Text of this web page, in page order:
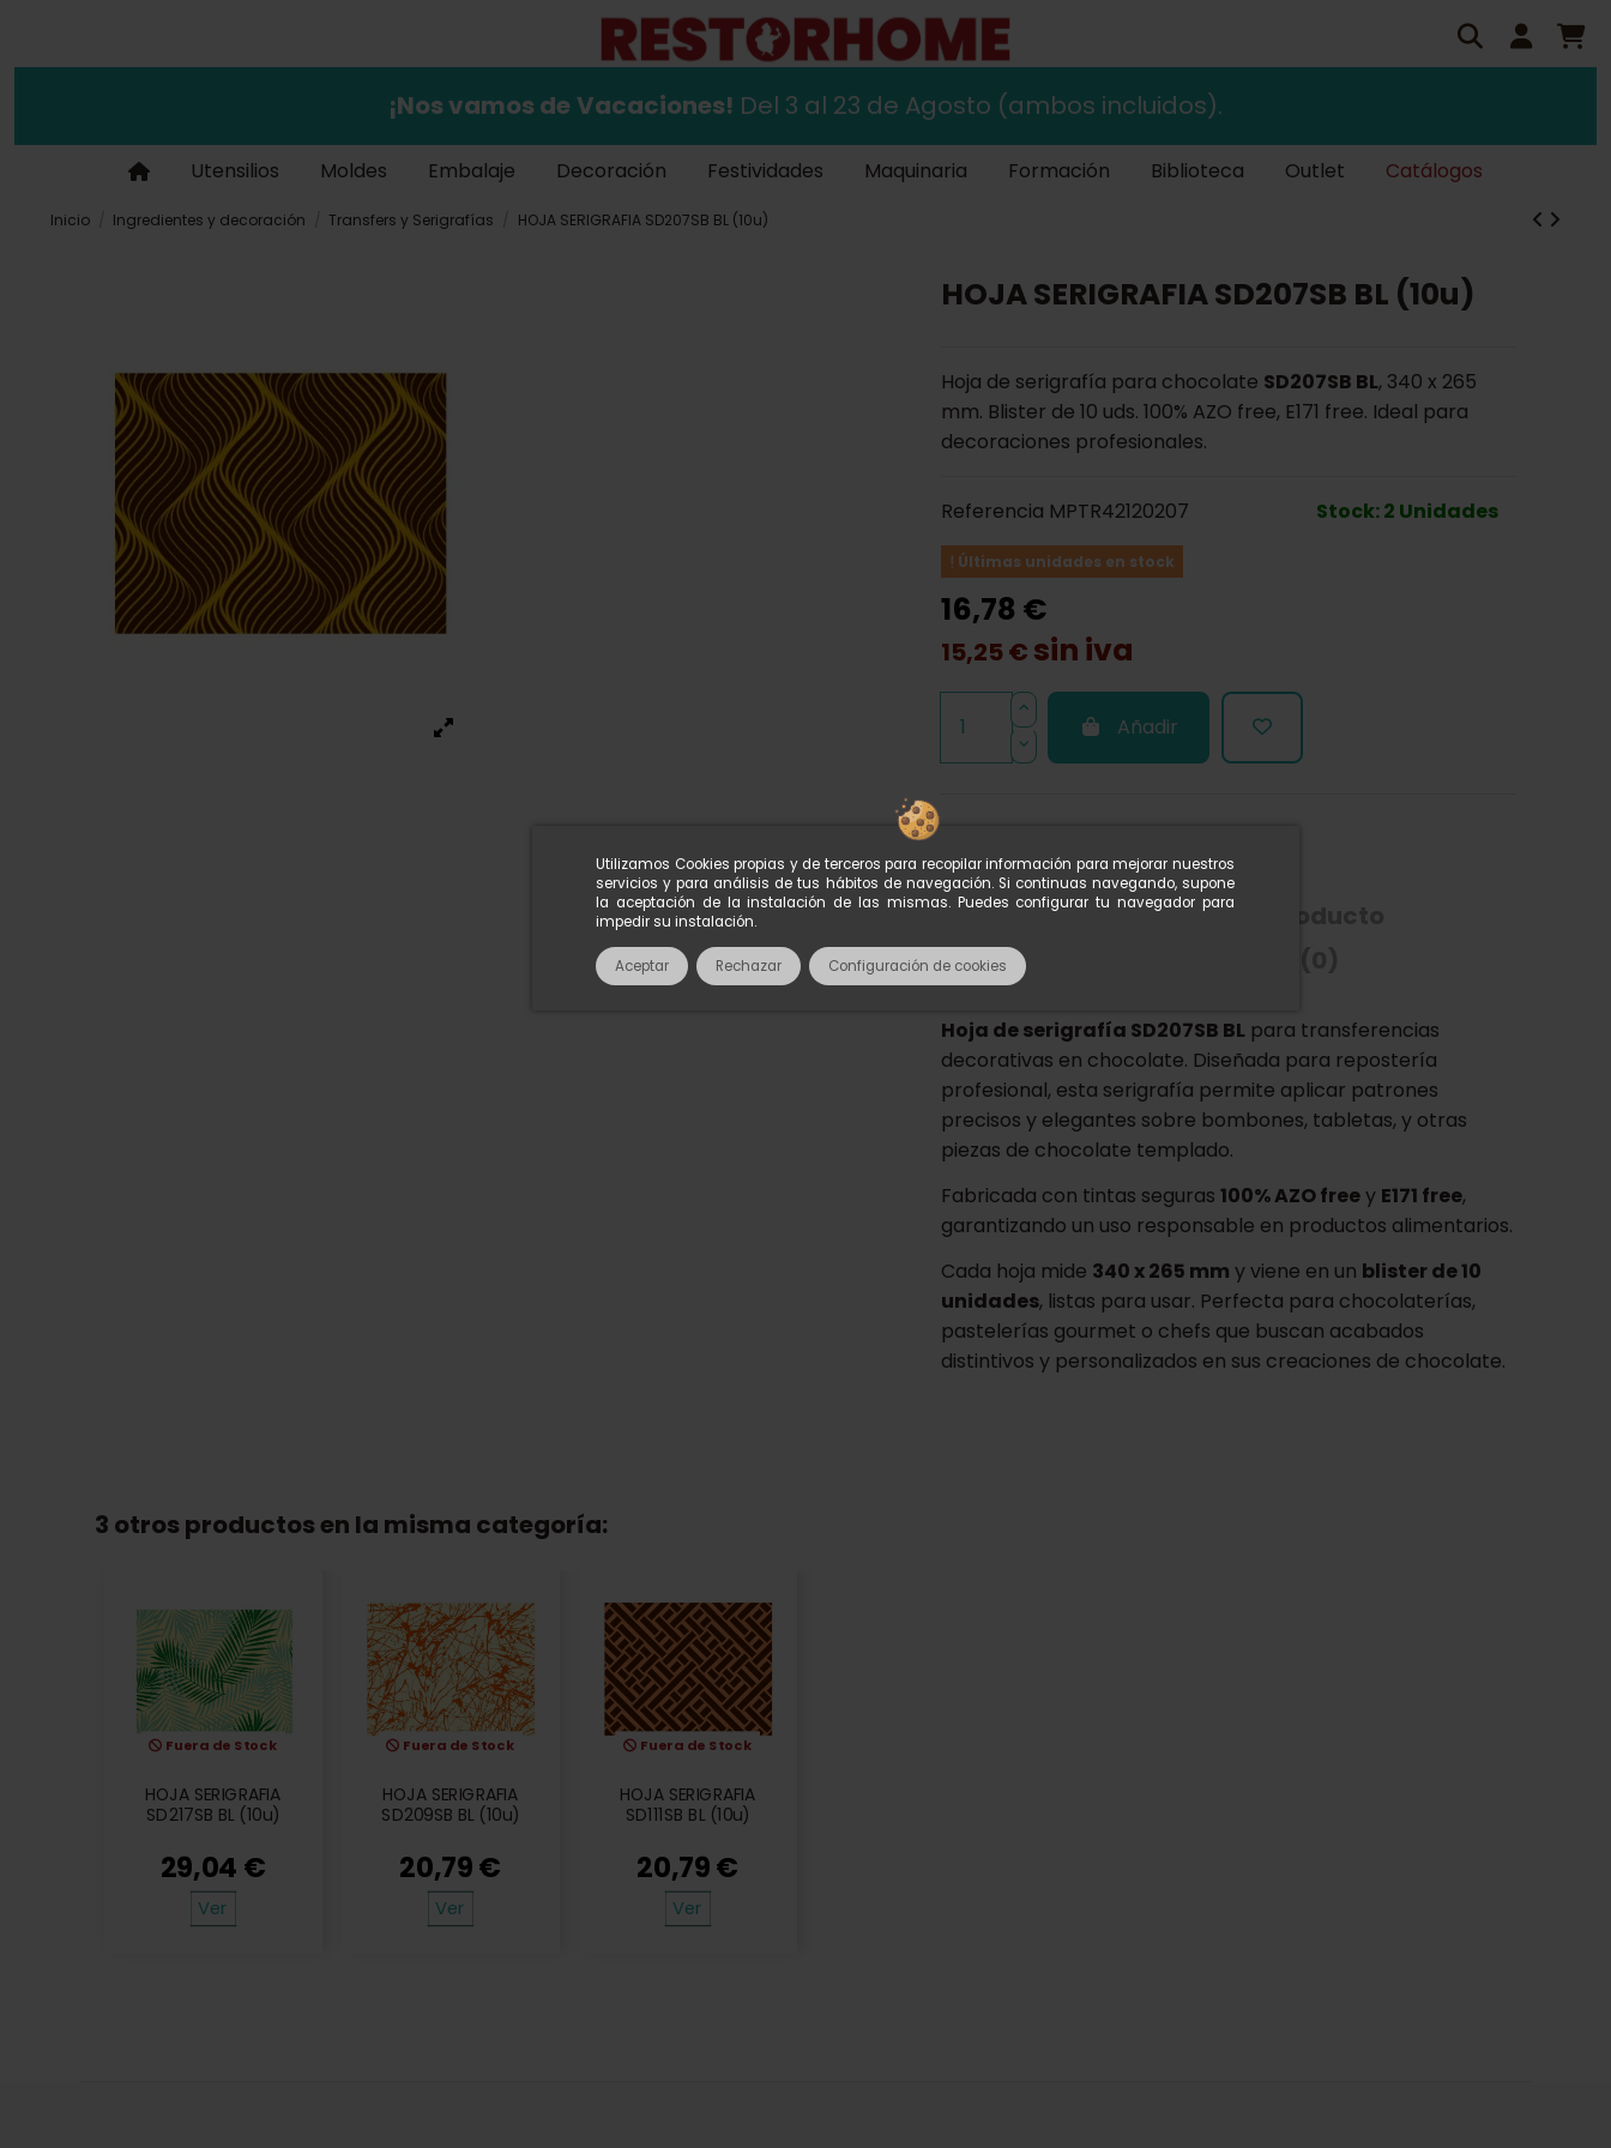
Utilizamos Cookies propias y de terceros para recopilar información para mejorar nuestros
servicios y para análisis de tus hábitos de navegación. Si continuas navegando, supone
la aceptación de la instalación de las mismas. Puedes configurar tu navegador para
impedir su instalación.
Aceptar Rechazar Configuración de cookies
¡Nos vamos deVacaciones! Del 3 al 23 de Agosto (ambos incluidos).
Utensilios Moldes Embalaje Decoración Festividades Maquinaria Formación Biblioteca Outlet Catálogos
Inicio Ingredientes y decoración Transfers y Serigrafías HOJA SERIGRAFIA SD207SB BL (10u)
HOJA SERIGRAFIA SD207SB BL (10u)
Hoja de serigrafía para chocolate SD207SB BL, 340 x 265
mm. Blister de 10 uds. 100% AZO free, E171 free. Ideal para
decoraciones profesionales.
Referencia MPTR42120207 Stock: 2 Unidades
Últimas unidades en stock
16,78 €
15,25 € sin iva
Añadir
Descripción
Detalles del producto
Acerca de PAVONI
Hoja de serigrafía SD207SB BLpara transferencias
decorativas en chocolate. Diseñada para repostería
profesional, esta serigrafía permite aplicar patrones
precisos y elegantes sobre bombones, tabletas, y otras
piezas de chocolate templado.
Fabricada con tintas seguras 100% AZO freey E171 free,
garantizando un uso responsable en productos alimentarios.
Cada hoja mide 340 x 265 mm y viene en un blister de 10
unidades, listas para usar. Perfecta para chocolaterías,
pastelerías gourmet o chefs que buscan acabados
distintivos y personalizados en sus creaciones de chocolate.
3 otros productos en la misma categoría:
Fuera de Stock
HOJA SERIGRAFIA
SD217SB BL (10u)
29,04 €
Ver
Fuera de Stock
HOJA SERIGRAFIA
SD209SB BL (10u)
20,79 €
Ver
Fuera de Stock
HOJA SERIGRAFIA
SD111SB BL (10u)
20,79 €
Ver